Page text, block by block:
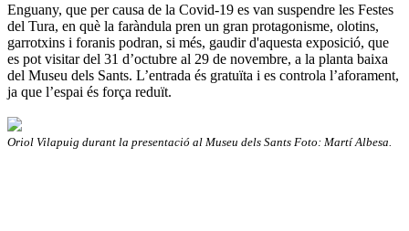
Enguany, que per causa de la Covid-19 es van suspendre les Festes
del Tura, en què la faràndula pren un gran protagonisme, olotins,
garrotxins i foranis podran, si més, gaudir d'aquesta exposició, que
es pot visitar del 31 d’octubre al 29 de novembre, a la planta baixa
del Museu dels Sants. L’entrada és gratuïta i es controla l’aforament,
ja que l’espai és força reduït.
Oriol Vilapuig durant la presentació al Museu dels Sants Foto: Martí Albesa.